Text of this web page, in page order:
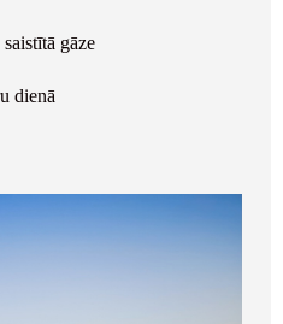
gāze
dienā